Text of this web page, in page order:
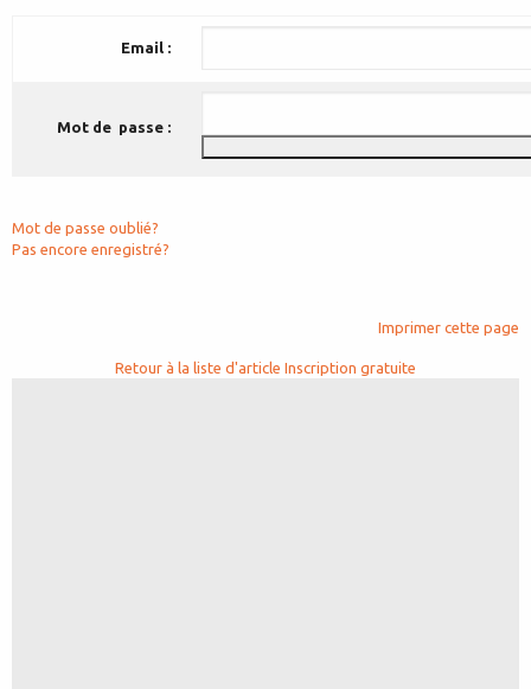
Email :
Mot de passe :
Mot de passe oublié?
Pas encore enregistré?
Imprimer cette page
Retour à la liste d'article Inscription gratuite